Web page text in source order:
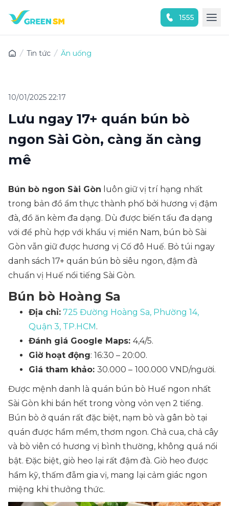
1555
Tin tức Ăn uống
10/01/2025 22:17
Lưu ngay 17+ quán bún bò
ngon Sài Gòn, càng ăn càng
mê
Bún bò ngon Sài Gòn luôn giữ vị trí hạng nhất
trong bản đồ ẩm thực thành phố bởi hương vị đậm
đà, đồ ăn kèm đa dạng. Dù được biến tấu đa dạng
với để phù hợp với khẩu vị miền Nam, bún bò Sài
Gòn vẫn giữ được hương vị Cố đô Huế. Bỏ túi ngay
danh sách 17+ quán bún bò siêu ngon, đậm đà
chuẩn vị Huế nổi tiếng Sài Gòn.
Bún bò Hoàng Sa
Địa chỉ: 725 Đường Hoàng Sa, Phường 14,
Quận 3, TP.HCM.
Đánh giá Google Maps: 4,4/5.
Giờ hoạt động: 16:30 – 20:00.
Giá tham khảo: 30.000 – 100.000 VND/người.
Được mệnh danh là quán bún bò Huế ngon nhất
Sài Gòn khi bán hết trong vòng vỏn vẹn 2 tiếng.
Bún bò ở quán rất đặc biệt, nạm bò và gân bò tại
quán được hầm mềm, thơm ngon. Chả cua, chả cây
và bò viên có hương vị bình thường, không quá nổi
bật. Đặc biệt, giò heo lại rất đậm đà. Giò heo được
hầm kỹ, thấm đẫm gia vị, mang lại cảm giác ngon
miệng khi thưởng thức.